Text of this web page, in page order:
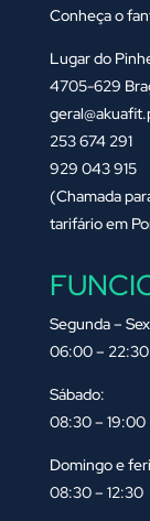
Conheça o
Lugar do
4705-629
253 674 291
929 043 915
(Chamada
tarifário em
Segunda –
06:00 – 22:30
Sábado:
08:30 – 19:00
Domingo e
08:30 – 12:30